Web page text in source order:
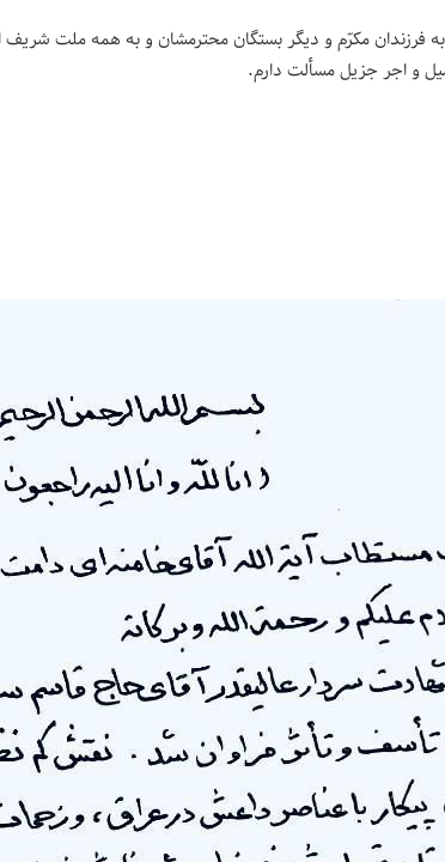
به فرزندان مکرّم و دیگر بستگان محترمشان و به همه ملت
و اجر جزیل مسألت دارم.